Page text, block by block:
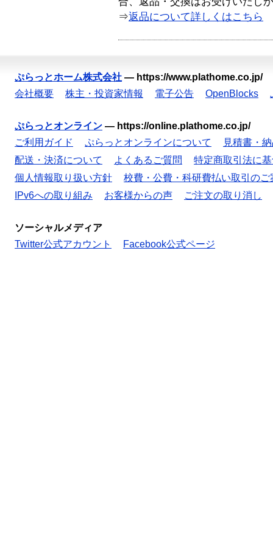
⇒返品について詳しくはこちら
ぷらっとホーム株式会社 — https://www.plathome.co.jp/
会社概要
株主・投資家情報 電子公告 OpenBlocks
ぷらっとオンライン — https://online.plathome.co.jp/
ご利用ガイド
ぷらっとオンラインについて
見積書・
配送・決済について
よくあるご質問
特定商取引法に
個人情報取り扱い方針
校費・公費・科研費払い取引のご
IPv6への取り組み
お客様からの声 ご注文の取り消し
ソーシャルメディア
Twitter公式アカウント
Facebook公式ページ